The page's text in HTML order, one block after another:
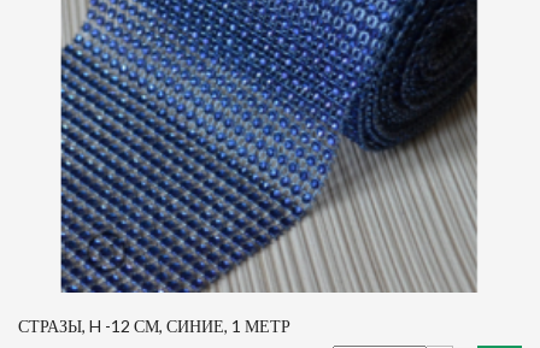
СТРАЗЫ, H -12 СМ, СИНИЕ, 1 МЕТР